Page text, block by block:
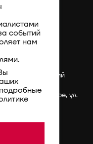
Ставропольский
с. Верхнерусское, ул.
3Г
АО КПК
событий
нам